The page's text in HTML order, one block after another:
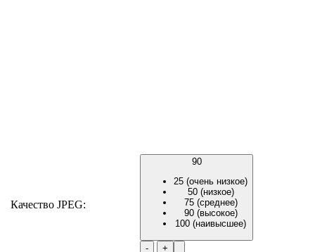
Качество JPEG:
90
25 (очень низкое)
50 (низкое)
75 (среднее)
90 (высокое)
100 (наивысшее)
- +